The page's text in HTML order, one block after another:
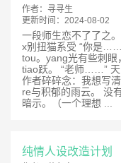
作者： 寻寻生
更新时间： 2024-08-02
一段师生恋不了了之
x别扭猫系受 “你是
tou。yang光有些刺眼
tiao跃。 “老师……” 天
作者碎碎念：我想写
re与积郁的雨云。 没
暗示。（一个理想 ...
纯情人设改造计划